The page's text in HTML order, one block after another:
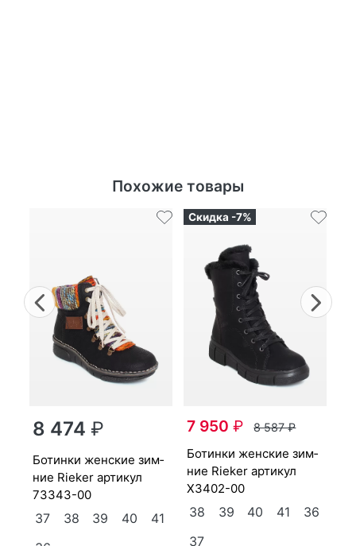
Похожие товары
Previous
8 474₽
бо­тин­ки женс­кие зим­
ние Ri­eker артикул
73343-00
37 38 39 40
41
Скидка -7%
7 950₽ 8 587₽
бо­тин­ки женс­кие зим­
ние Ri­eker артикул
X3402-00
38 39 40 41
36
37